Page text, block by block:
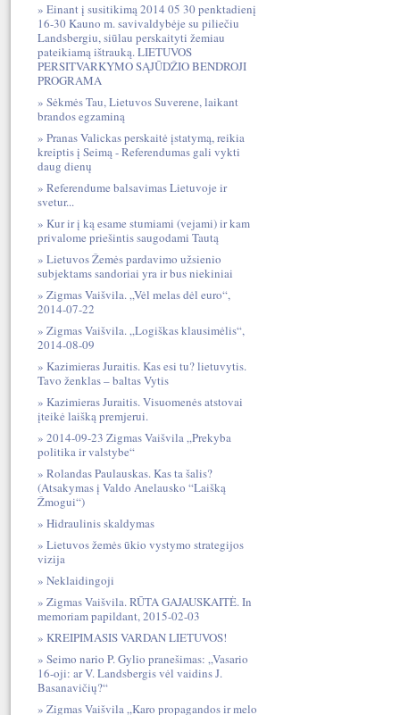
Einant į susitikimą 2014 05 30 penktadienį
16-30 Kauno m. savivaldybėje su piliečiu
Landsbergiu, siūlau perskaityti žemiau
pateikiamą ištrauką. LIETUVOS
PERSITVARKYMO SĄJŪDŽIO BENDROJI
PROGRAMA
Sėkmės Tau, Lietuvos Suverene, laikant
brandos egzaminą
Pranas Valickas perskaitė įstatymą, reikia
kreiptis į Seimą - Referendumas gali vykti
daug dienų
Referendume balsavimas Lietuvoje ir
svetur...
Kur ir į ką esame stumiami (vejami) ir kam
privalome priešintis saugodami Tautą
Lietuvos Žemės pardavimo užsienio
subjektams sandoriai yra ir bus niekiniai
Zigmas Vaišvila. „Vėl melas dėl euro“,
2014-07-22
Zigmas Vaišvila. „Logiškas klausimėlis“,
2014-08-09
Kazimieras Juraitis. Kas esi tu? lietuvytis.
Tavo ženklas – baltas Vytis
Kazimieras Juraitis. Visuomenės atstovai
įteikė laišką premjerui.
2014-09-23 Zigmas Vaišvila „Prekyba
politika ir valstybe“
Rolandas Paulauskas. Kas ta šalis?
(Atsakymas į Valdo Anelausko “Laišką
Žmogui“)
Hidraulinis skaldymas
Lietuvos žemės ūkio vystymo strategijos
vizija
Neklaidingoji
Zigmas Vaišvila. RŪTA GAJAUSKAITĖ. In
memoriam papildant, 2015-02-03
KREIPIMASIS VARDAN LIETUVOS!
Seimo nario P. Gylio pranešimas: „Vasario
16-oji: ar V. Landsbergis vėl vaidins J.
Basanavičių?“
Zigmas Vaišvila „Karo propagandos ir melo